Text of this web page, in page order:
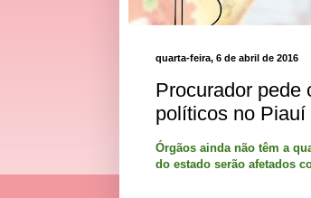
quarta-feira, 6 de abril de 2016
Procurador pede
políticos no Piauí
Órgãos ainda não têm a
do estado serão afetados